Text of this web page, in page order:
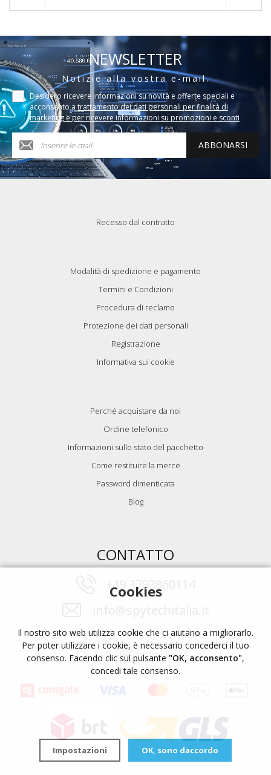
NEWSLETTER
Notizie alla vostra e-mail.
Desidero ricevere informazioni su novità e offerte speciali e
acconsento a trattamento dei dati personali per finalità di
marketing e per ricevere informazioni su promozioni e sconti
ABBONARSI
Recesso dal contratto
Modalità di spedizione e pagamento
Termini e Condizioni
Procedura di reclamo
Protezione dei dati personali
Registrazione
Informativa sui cookie
Perché acquistare da noi
Ordine telefonico
Informazioni sullo stato del pacchetto
Come restituire la merce
Password dimenticata
Blog
CONTATTO
+39 3793860114
© 2009 - 2026, Spytechitalia.it
Cookies
Il nostro sito web utilizza cookie che ci aiutano a migliorarlo.
Per poter utilizzare i cookie, è necessario concederci il tuo
consenso. Facendo clic sul pulsante "OK, acconsento",
concedi tale consenso.
Impostazioni OK, sono daccordo